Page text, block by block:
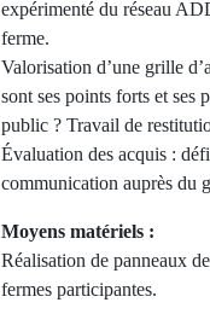
expérimenté du réseau
ferme.
Valorisation d’une grille
sont ses points forts et ses
public ? Travail de
Évaluation des acquis :
communication auprès du
Moyens matériels :
Réalisation de panneaux
fermes participantes.